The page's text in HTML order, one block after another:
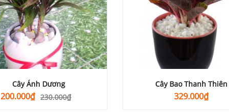
Cây Ánh Dương
230.000₫
Giá
200.000₫Giá
Cây Bao Thanh Thiên
329.000₫